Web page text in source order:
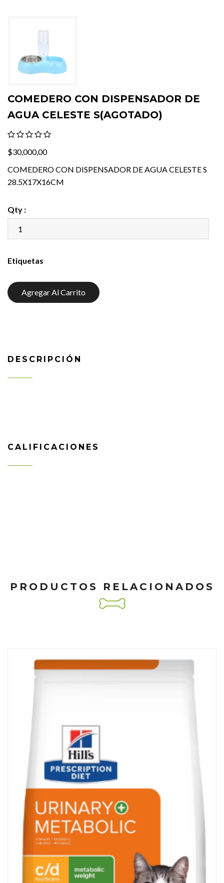
COMEDERO CON DISPENSADOR DE
AGUA CELESTE S(AGOTADO)
$30,000,00
COMEDERO CON DISPENSADOR DE AGUA CELESTE S
28.5X17X16CM
Qty :
Etiquetas
Agregar Al Carrito
DESCRIPCIÓN
CALIFICACIONES
PRODUCTOS RELACIONADOS